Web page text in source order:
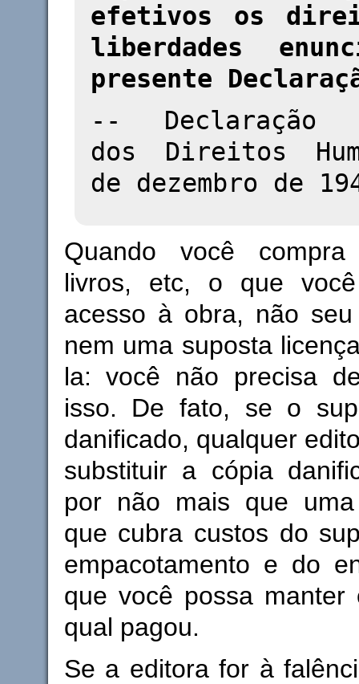
efetivos os
liberdades
presente
-- Declaração
dos Direitos
de dezembro de
Quando você
livros, etc, o que
acesso à obra, não
nem uma suposta
la: você não precisa
isso. De fato, se o
danificado, qualquer
substituir a cópia
por não mais que
que cubra custos do
empacotamento e do
que você possa manter
qual pagou.
Se a editora for à